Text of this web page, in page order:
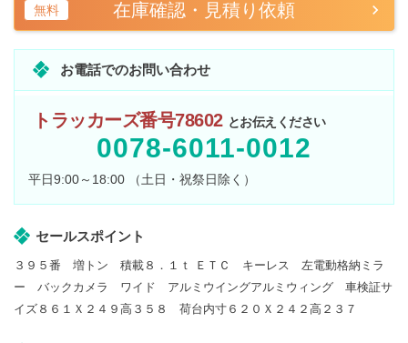
無料 在庫確認・見積り依頼
お電話でのお問い合わせ
トラッカーズ番号78602 とお伝えください
0078-6011-0012
平日9:00～18:00 （土日・祝祭日除く）
セールスポイント
３９５番 増トン 積載８．１ｔ ＥＴＣ キーレス 左電動格納ミラ
ー バックカメラ ワイド アルミウイングアルミウィング 車検証サ
イズ８６１Ｘ２４９高３５８ 荷台内寸６２０Ｘ２４２高２３７